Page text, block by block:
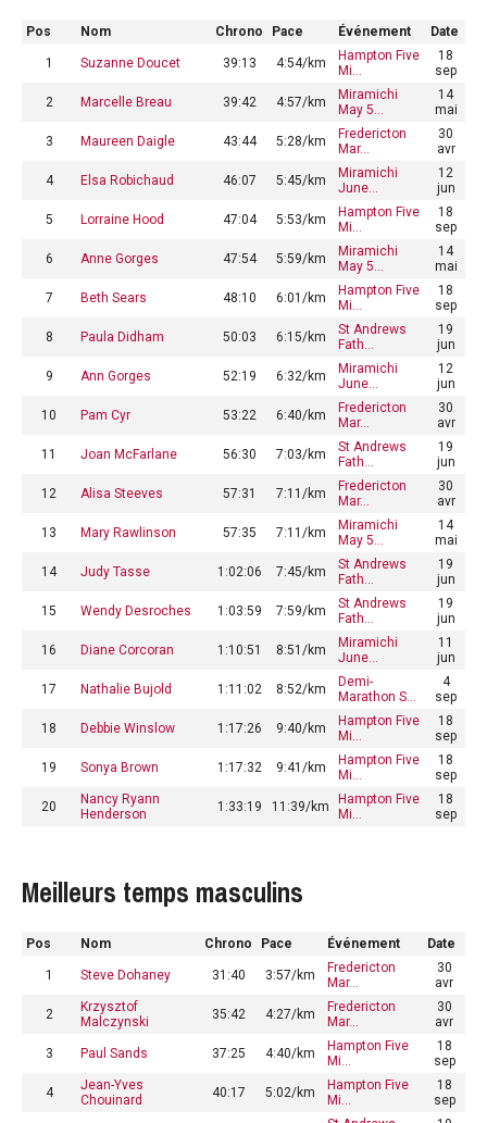
Pos Nom Chrono Pace Événement Date
1 Suzanne Doucet 39:13 4:54/km
Hampton Five
Mi…
18
sep
2 Marcelle Breau 39:42 4:57/km
Miramichi
May 5…
14
mai
3 Maureen Daigle 43:44 5:28/km
Fredericton
Mar…
30
avr
4 Elsa Robichaud 46:07 5:45/km
Miramichi
June…
12
jun
5 Lorraine Hood 47:04 5:53/km
Hampton Five
Mi…
18
sep
6 Anne Gorges 47:54 5:59/km
Miramichi
May 5…
14
mai
7 Beth Sears 48:10 6:01/km
Hampton Five
Mi…
18
sep
8 Paula Didham 50:03 6:15/km
St Andrews
Fath…
19
jun
9 Ann Gorges 52:19 6:32/km
Miramichi
June…
12
jun
10 Pam Cyr 53:22 6:40/km
Fredericton
Mar…
30
avr
11 Joan McFarlane 56:30 7:03/km
St Andrews
Fath…
19
jun
12 Alisa Steeves 57:31 7:11/km
Fredericton
Mar…
30
avr
13 Mary Rawlinson 57:35 7:11/km
Miramichi
May 5…
14
mai
14 Judy Tasse 1:02:06 7:45/km
St Andrews
Fath…
19
jun
15 Wendy Desroches 1:03:59 7:59/km
St Andrews
Fath…
19
jun
16 Diane Corcoran 1:10:51 8:51/km
Miramichi
June…
11
jun
17 Nathalie Bujold 1:11:02 8:52/km
Demi-
Marathon S…
4
sep
18 Debbie Winslow 1:17:26 9:40/km
Hampton Five
Mi…
18
sep
19 Sonya Brown 1:17:32 9:41/km
Hampton Five
Mi…
18
sep
20
Nancy Ryann
Henderson
1:33:19 11:39/km
Hampton Five
Mi…
18
sep
Meilleurs temps masculins
Pos Nom Chrono Pace Événement Date
1 Steve Dohaney 31:40 3:57/km
Fredericton
Mar…
30
avr
2
Krzysztof
Malczynski
35:42 4:27/km
Fredericton
Mar…
30
avr
3 Paul Sands 37:25 4:40/km
Hampton Five
Mi…
18
sep
4
Jean-Yves
Chouinard
40:17 5:02/km
Hampton Five
Mi…
18
sep